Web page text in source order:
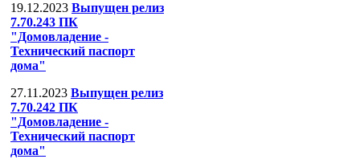
19.12.2023 Выпущен релиз
7.70.243 ПК
"Домовладение -
Технический паспорт
дома"
27.11.2023 Выпущен релиз
7.70.242 ПК
"Домовладение -
Технический паспорт
дома"